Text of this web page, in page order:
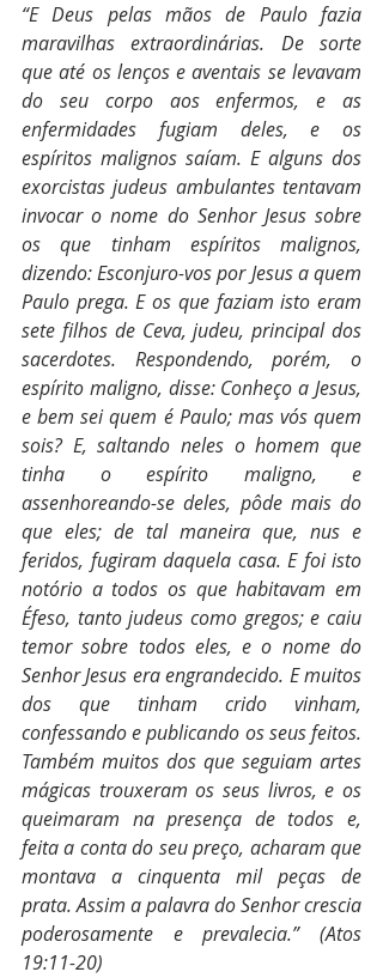
“E Deus pelas mãos de Paulo fazia
maravilhas extraordinárias. De sorte
que até os lenços e aventais se levavam
do seu corpo aos enfermos, e as
enfermidades fugiam deles, e os
espíritos malignos saíam. E alguns dos
exorcistas judeus ambulantes tentavam
invocar o nome do Senhor Jesus sobre
os que tinham espíritos malignos,
dizendo: Esconjuro-vos por Jesus a quem
Paulo prega. E os que faziam isto eram
sete filhos de Ceva, judeu, principal dos
sacerdotes. Respondendo, porém, o
espírito maligno, disse: Conheço a Jesus,
e bem sei quem é Paulo; mas vós quem
sois? E, saltando neles o homem que
tinha o espírito maligno, e
assenhoreando-se deles, pôde mais do
que eles; de tal maneira que, nus e
feridos, fugiram daquela casa. E foi isto
notório a todos os que habitavam em
Éfeso, tanto judeus como gregos; e caiu
temor sobre todos eles, e o nome do
Senhor Jesus era engrandecido. E muitos
dos que tinham crido vinham,
confessando e publicando os seus feitos.
Também muitos dos que seguiam artes
mágicas trouxeram os seus livros, e os
queimaram na presença de todos e,
feita a conta do seu preço, acharam que
montava a cinquenta mil peças de
prata. Assim a palavra do Senhor crescia
poderosamente e prevalecia.” (Atos
19:11-20)